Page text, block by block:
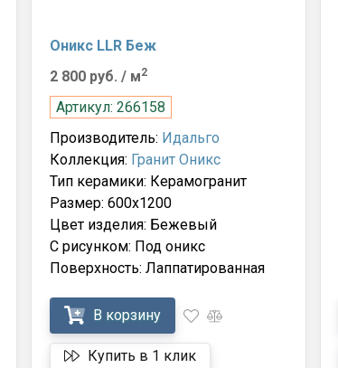
Оникс LLR Беж
2 800 руб. / м2
Артикул: 266158
Производитель: Идальго
Коллекция: Гранит Оникс
Тип керамики: Керамогранит
Размер: 600x1200
Цвет изделия: Бежевый
С рисунком: Под оникс
Поверхность: Лаппатированная
В корзину
Купить в 1 клик